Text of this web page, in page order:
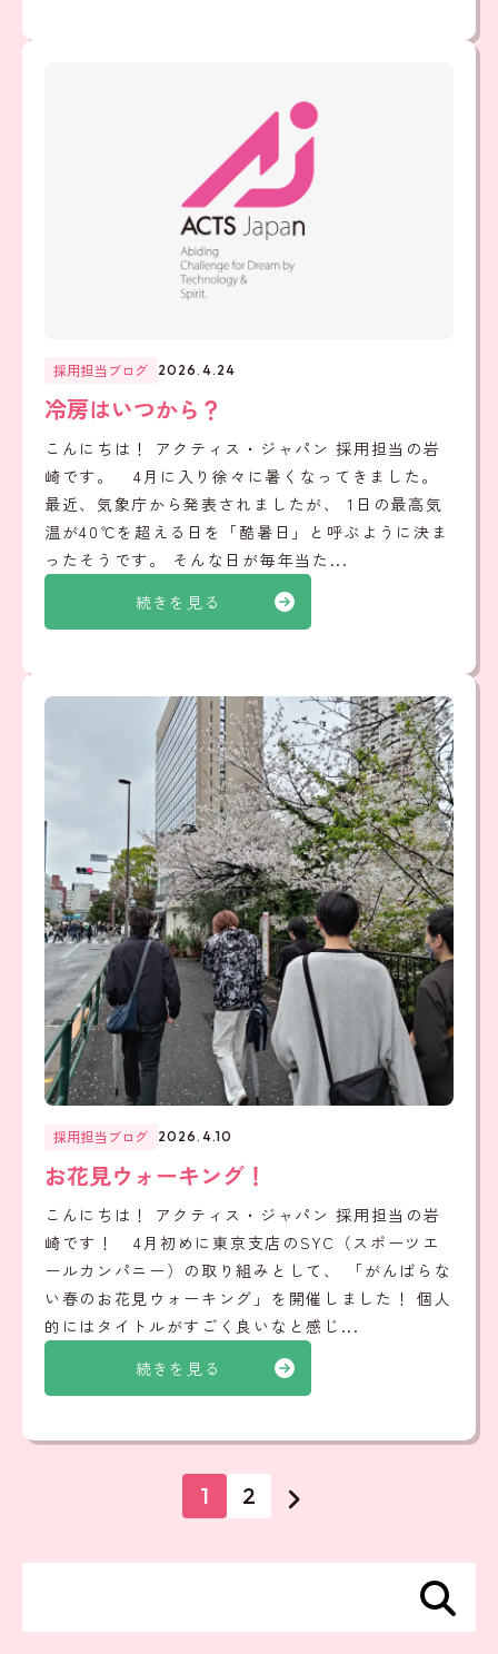
続きを見る
採用担当ブログ 2026.4.24
冷房はいつから？
こんにちは！ アクティス・ジャパン 採用担当の岩
崎です。 4月に入り徐々に暑くなってきました。
最近、気象庁から発表されましたが、 1日の最高気
温が40℃を超える日を「酷暑日」と呼ぶように決ま
ったそうです。 そんな日が毎年当た...
続きを見る
採用担当ブログ 2026.4.10
お花見ウォーキング！
こんにちは！ アクティス・ジャパン 採用担当の岩
崎です！ 4月初めに東京支店のSYC（スポーツエ
ールカンパニー）の取り組みとして、 「がんばらな
い春のお花見ウォーキング」を開催しました！ 個人
的にはタイトルがすごく良いなと感じ...
1 2